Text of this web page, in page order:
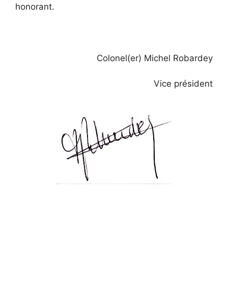
honorant.
Colonel(er) Michel Robardey
Vice président